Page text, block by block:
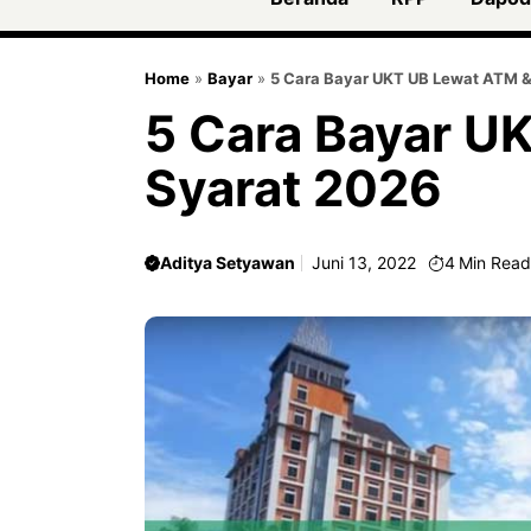
Home » Bayar » 5 Cara Bayar UKT UB Lewat ATM
5 Cara Bayar
Syarat 2026
Aditya Setyawan Juni 13, 2022 4 Min Read